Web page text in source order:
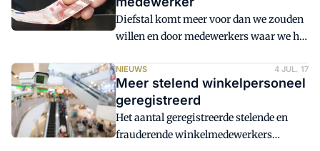
Diefstal komt meer voor dan we zouden
willen en door medewerkers waar we het
een stelende medewerker? En hoe kun je
ervoor zorgen dat medewerkers minder
kans krijgen om geld te verduisteren?
NIEUWS 4 JUL. 17
Meer stelend winkelpersoneel
geregistreerd
Het aantal geregistreerde stelende en
frauderende winkelmedewerkers